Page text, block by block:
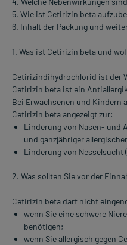
5. Wie ist Cetirizin beta
6. Inhalt der Packung und
1. Was ist Cetirizin beta und
Cetirizindihydrochlorid ist der
Cetirizin beta ist ein
Bei Erwachsenen und Kindern
Cetirizin beta angezeigt zur:
Linderung von Nasen- und
und ganzjähriger
Linderung von Nesselsucht
2. Was sollten Sie vor der
Cetirizin beta darf nicht
wenn Sie eine schwere
benötigen;
wenn Sie allergisch gegen